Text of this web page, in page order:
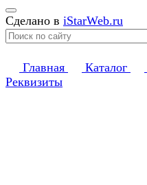
Сделано в iStarWeb.ru
Главная Каталог
Реквизиты